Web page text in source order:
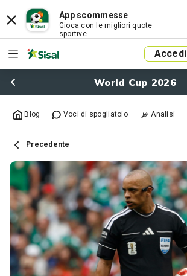
App scommesse
Gioca con le migliori quote
sportive.
Accedi
World Cup 2026
Blog Voci di spogliatoio Analisi
Precedente